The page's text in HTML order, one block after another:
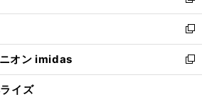
開
く
ウ
で
開
く
ン
ド
ウ
で
開
ウ
ィ
ン
ド
ウ
し
い
ウ
ィ
ン
新
し
い
ウ
オン imidas
新
し
イズ